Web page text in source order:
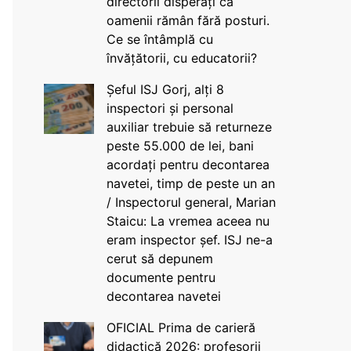
oamenii rămân fără posturi.
Ce se întâmplă cu
învățătorii, cu educatorii?
Șeful ISJ Gorj, alți 8
inspectori și personal
auxiliar trebuie să returneze
peste 55.000 de lei, bani
acordați pentru decontarea
navetei, timp de peste un an
/ Inspectorul general, Marian
Staicu: La vremea aceea nu
eram inspector șef. ISJ ne-a
cerut să depunem
documente pentru
decontarea navetei
OFICIAL Prima de carieră
didactică 2026: profesorii